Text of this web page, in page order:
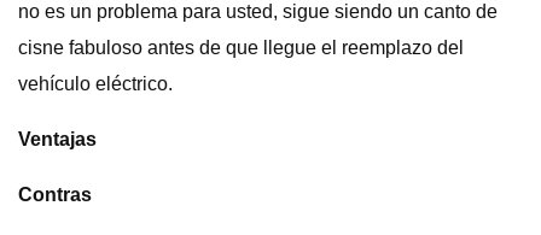
no es un problema para usted, sigue siendo un canto de
cisne fabuloso antes de que llegue el reemplazo del
vehículo eléctrico.
Ventajas
Contras